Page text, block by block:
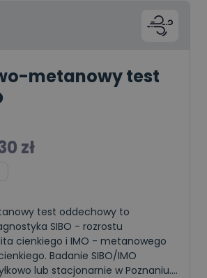
metanowy test
zł
test oddechowy to
SIBO - rozrostu
cienkiego i IMO - metanowego
Badanie SIBO/IMO
lub stacjonarnie w Poznaniu.